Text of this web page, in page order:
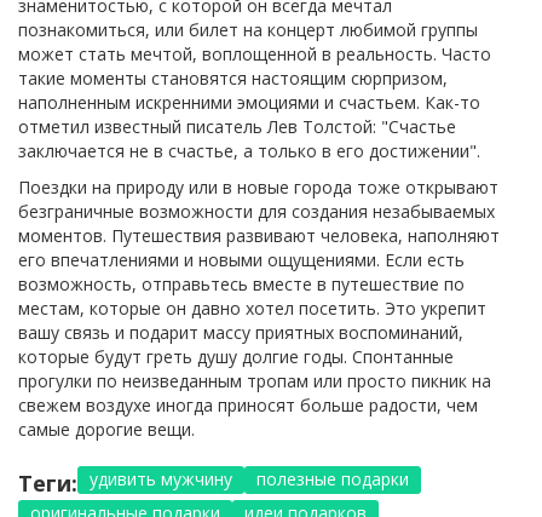
знаменитостью, с которой он всегда мечтал
познакомиться, или билет на концерт любимой группы
может стать мечтой, воплощенной в реальность. Часто
такие моменты становятся настоящим сюрпризом,
наполненным искренними эмоциями и счастьем. Как-то
отметил известный писатель Лев Толстой: "Счастье
заключается не в счастье, а только в его достижении".
Поездки на природу или в новые города тоже открывают
безграничные возможности для создания незабываемых
моментов. Путешествия развивают человека, наполняют
его впечатлениями и новыми ощущениями. Если есть
возможность, отправьтесь вместе в путешествие по
местам, которые он давно хотел посетить. Это укрепит
вашу связь и подарит массу приятных воспоминаний,
которые будут греть душу долгие годы. Спонтанные
прогулки по неизведанным тропам или просто пикник на
свежем воздухе иногда приносят больше радости, чем
самые дорогие вещи.
Теги: удивить мужчину
полезные подарки
оригинальные подарки
идеи подарков